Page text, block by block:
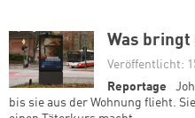
Was bringt
Veröffentlicht:
Reportage
bis sie aus der Wohnung flieht.